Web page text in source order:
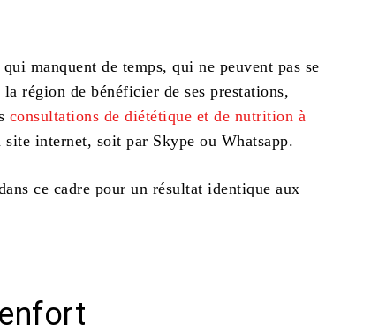
manquent de temps, qui ne peuvent pas se
région de bénéficier de ses prestations,
consultations de diététique et de nutrition à
site internet, soit par Skype ou Whatsapp.
ce cadre pour un résultat identique aux